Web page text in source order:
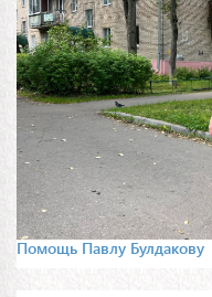
Помощь Павлу Булдакову